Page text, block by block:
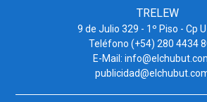
TRELEW
9 de Julio 329 - 1º Piso - Cp
Teléfono (+54) 280 4434
E-Mail: